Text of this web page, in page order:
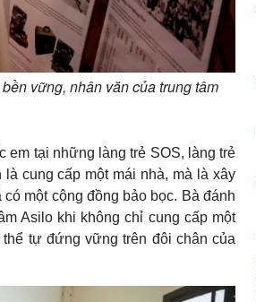
vững, nhân văn của trung tâm
em tại những làng trẻ SOS, làng trẻ
cung cấp một mái nhà, mà là xây
một cộng đồng bảo bọc. Bà đánh
Asilo khi không chỉ cung cấp một
tự đứng vững trên đôi chân của